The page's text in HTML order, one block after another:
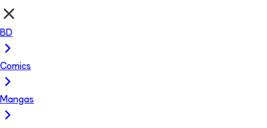
BD
Comics
Mangas